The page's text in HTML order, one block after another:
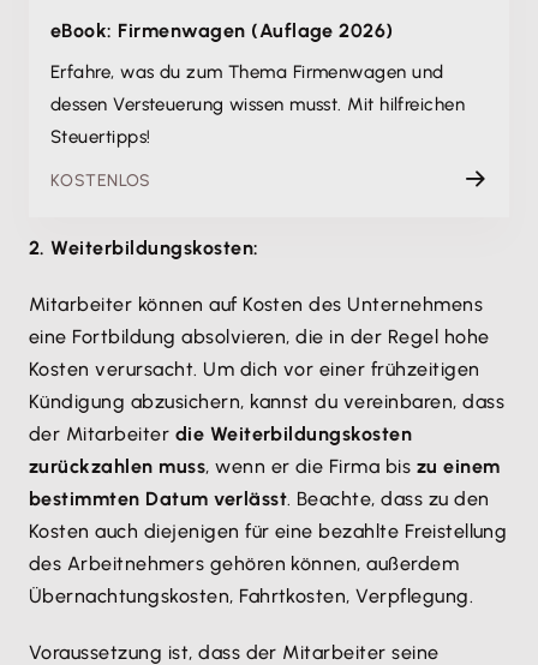
eBook: Firmenwagen (Auflage 2026)
Erfahre, was du zum Thema Firmenwagen und
dessen Versteuerung wissen musst. Mit hilfreichen
Steuertipps!
KOSTENLOS
2. Weiterbildungskosten:
Mitarbeiter können auf Kosten des Unternehmens
eine Fortbildung absolvieren, die in der Regel hohe
Kosten verursacht. Um dich vor einer frühzeitigen
Kündigung abzusichern, kannst du vereinbaren, dass
der Mitarbeiter die Weiterbildungskosten
zurückzahlen muss, wenn er die Firma bis zu einem
bestimmten Datum verlässt. Beachte, dass zu den
Kosten auch diejenigen für eine bezahlte Freistellung
des Arbeitnehmers gehören können, außerdem
Übernachtungskosten, Fahrtkosten, Verpflegung.
Voraussetzung ist, dass der Mitarbeiter seine